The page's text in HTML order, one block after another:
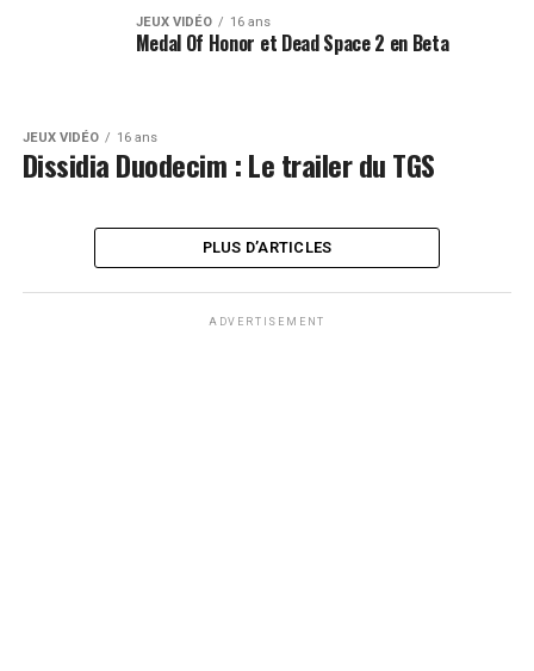
JEUX VIDÉO 16 ans
Medal Of Honor et Dead Space 2 en Beta
JEUX VIDÉO 16 ans
Dissidia Duodecim : Le trailer du TGS
PLUS D’ARTICLES
ADVERTISEMENT